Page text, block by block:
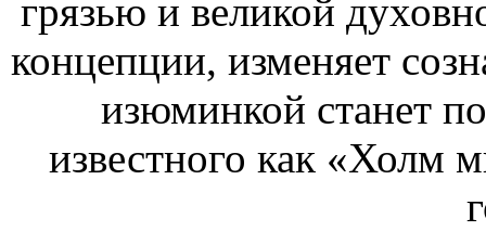
грязью и великой
концепции, изменяет
изюминкой станет
известного как «Холм